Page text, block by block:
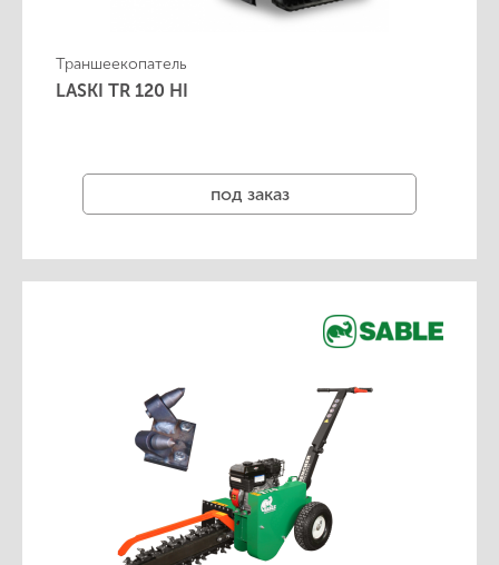
Траншеекопатель
LASKI TR 120 HI
под заказ